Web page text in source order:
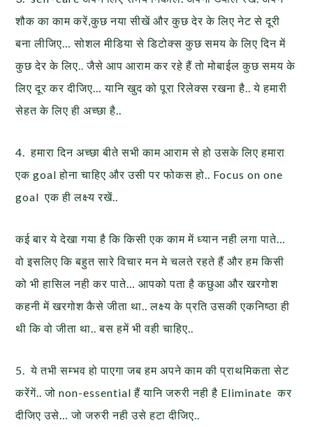
शौक का काम करें,कुछ नया सीखें और कुछ देर के लिए नेट से दूरी
बना लीजिए… सोशल मीडिया से डिटोक्स कुछ समय के लिए दिन में
कुछ देर के लिए.. जैसे आप आराम कर रहे हैं तो मोबाईल कुछ समय के
लिए दूर कर दीजिए… यानि खुद को पूरा रिलेक्स रखना है.. ये हमारी
सेहत के लिए ही अच्छा है..
4. हमारा दिन अच्छा बीते सभी काम आराम से हो उसके लिए हमारा
एक goal होना चाहिए और उसी पर फोकस हो.. Focus on one
goal एक ही लक्ष्य रखें..
कई बार ये देखा गया है कि किसी एक काम में ध्यान नही लगा पाते…
वो इसलिए कि बहुत सारे विचार मन मे चलते रहते हैं और हम किसी
को भी हासिल नही कर पाते… आपको पता है कछुआ और खरगोश
कहनी में खरगोश कैसे जीता था.. लक्ष्य के प्रति उसकी एकनिष्ठा ही
थी कि वो जीता था.. बस हमें भी वही चाहिए..
5. ये तभी सम्भव हो पाएगा जब हम अपने काम की प्राथमिकता सेट
करेंगें.. जो non-essential हैं यानि जरुरी नही है Eliminate कर
दीजिए उसे… जो जरुरी नही उसे हटा दीजिए..